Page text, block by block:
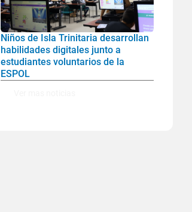
Niños de Isla Trinitaria desarrollan
habilidades digitales junto a
estudiantes voluntarios de la
ESPOL